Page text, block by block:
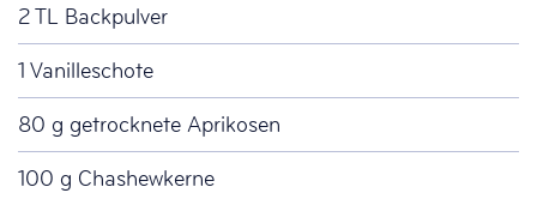
2 TL Backpulver
1 Vanilleschote
80 g getrocknete Aprikosen
100 g Chashewkerne